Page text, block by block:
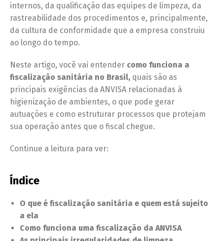
internos, da qualificação das equipes de limpeza, da
rastreabilidade dos procedimentos e, principalmente,
da cultura de conformidade que a empresa construiu
ao longo do tempo.
Neste artigo, você vai entender como funciona a
fiscalização sanitária no Brasil, quais são as
principais exigências da ANVISA relacionadas à
higienização de ambientes, o que pode gerar
autuações e como estruturar processos que protejam
sua operação antes que o fiscal chegue.
Continue a leitura para ver:
Índice
O que é fiscalização sanitária e quem está sujeito
a ela
Como funciona uma fiscalização da ANVISA